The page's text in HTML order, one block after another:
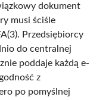
dokument
musi ściśle
Przedsiębiorcy
do centralnej
poddaje każdą e-
z
po pomyślnej